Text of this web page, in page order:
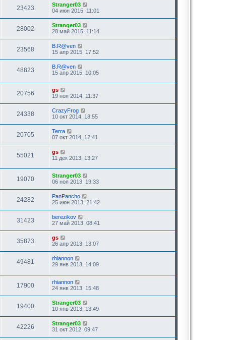
23423
Stranger03
04 июн 2015, 11:01
28002
Stranger03
28 май 2015, 11:14
23568
B.R@ven
15 апр 2015, 17:52
48823
B.R@ven
15 апр 2015, 10:05
20756
gs
19 ноя 2014, 11:37
24338
CrazyFrog
10 окт 2014, 18:55
20705
Terra
07 окт 2014, 12:41
55021
gs
11 дек 2013, 13:27
19070
Stranger03
06 ноя 2013, 19:33
24282
PanPancho
25 июн 2013, 21:42
31423
berezikov
27 май 2013, 08:41
35873
gs
26 апр 2013, 13:07
49481
rhiannon
29 янв 2013, 14:09
17900
rhiannon
24 янв 2013, 15:48
19400
Stranger03
10 янв 2013, 13:49
42226
Stranger03
31 окт 2012, 09:47